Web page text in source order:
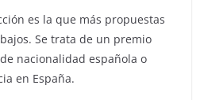
es la que más propuestas
Se trata de un premio
nacionalidad española o
en España.